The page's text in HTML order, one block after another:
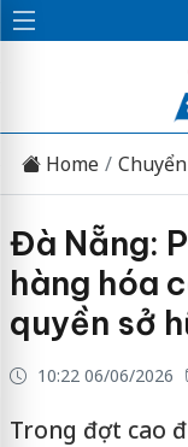
Home
Đà Nẵng:
hàng hóa
quyền sở
10:22 06/06/2026
Trong đợt cao